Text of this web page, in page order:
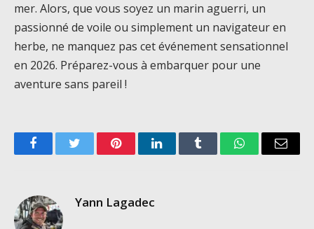
mer. Alors, que vous soyez un marin aguerri, un
passionné de voile ou simplement un navigateur en
herbe, ne manquez pas cet événement sensationnel
en 2026. Préparez-vous à embarquer pour une
aventure sans pareil !
FacebookTwitter PinterestLinkedInTumblr WhatsAppEmail
Yann Lagadec